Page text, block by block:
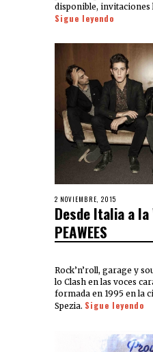
disponible, invitaciones
Sigue leyendo
2 NOVIEMBRE, 2015
Desde Italia a
PEAWEES
Rock’n’roll, garage y
lo Clash en las voces
formada en 1995 en la
Spezia. Sigue leyendo